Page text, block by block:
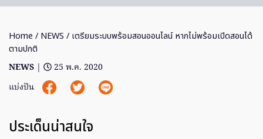
Home / NEWS / เตรียมระบบพร้อมสอนออนไลน์ หากไม่พร้อมเปิดสอนได้
ตามปกติ
NEWS |
25 พ.ค. 2020
แบ่งปัน
ประเด็นน่าสนใจ